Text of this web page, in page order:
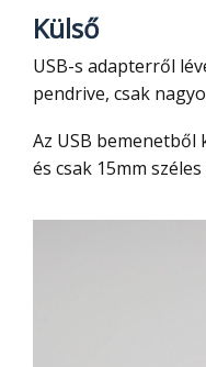
Külső
USB-s adapterről lévén szó olyan mint egy
pendrive, csak
Az USB bemenetből kb. 17mm-re lóg ki mindössze
és csak 15mm